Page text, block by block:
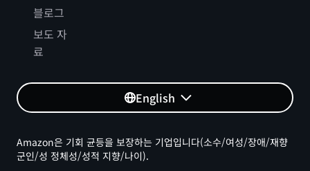
블로그
보도 자
료
English
Amazon은 기회 균등을 보장하는 기업입니다(소수/여성/장애/재향
군인/성 정체성/성적 지향/나이).